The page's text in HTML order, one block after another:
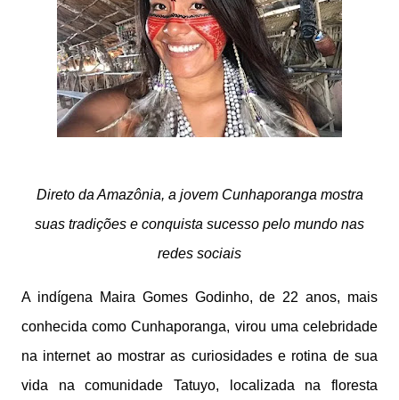
Direto da Amazônia, a jovem Cunhaporanga mostra
suas tradições e conquista sucesso pelo mundo nas
redes sociais
A indígena Maira Gomes Godinho, de 22 anos, mais
conhecida como Cunhaporanga, virou uma celebridade
na internet ao mostrar as curiosidades e rotina de sua
vida na comunidade Tatuyo, localizada na floresta